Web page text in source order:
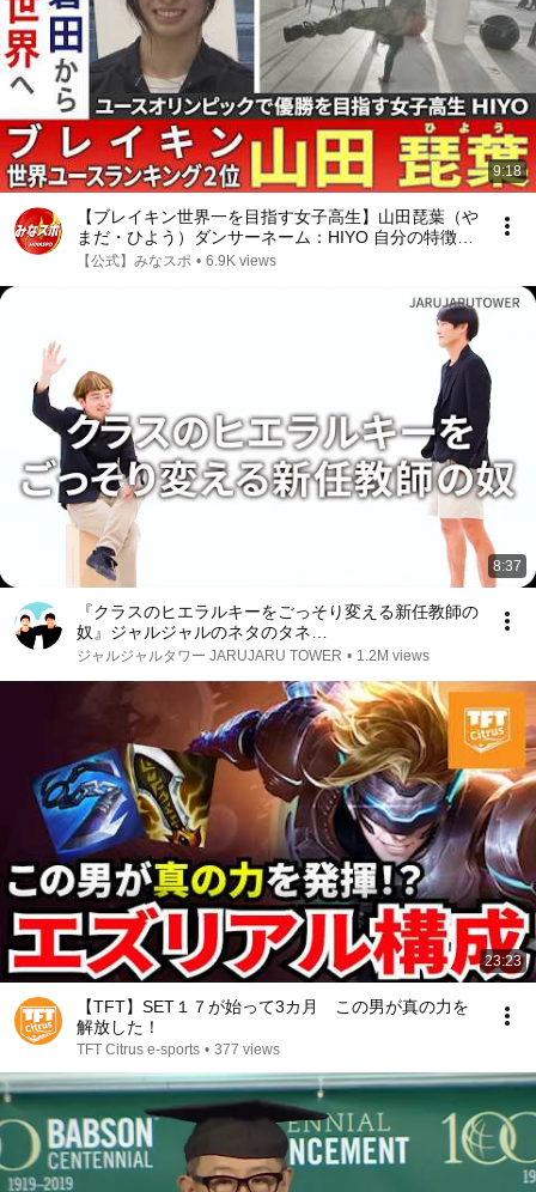
9:18
【ブレイキン世界一を目指す女子高生】山田琵葉（や
まだ・ひよう）ダンサーネーム：HIYO 自分の特徴を
生かした独創的なダンスでユースオリンピック優勝を
【公式】みなスポ • 6.9K views
8:37
『クラスのヒエラルキーをごっそり変える新任教師の
奴』ジャルジャルのネタのタネ
【JARUJARUTOWER】
ジャルジャルタワー JARUJARU TOWER • 1.2M views
23:23
【TFT】SET１７が始って3カ月 この男が真の力を
解放した！
TFT Citrus e-sports • 377 views